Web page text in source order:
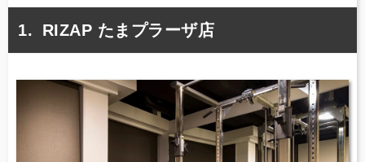
RIZAP たまプラーザ店